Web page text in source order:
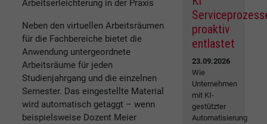
Arbeitserleichterung in der Praxis
Neben den virtuellen Arbeitsräumen
für die Fachbereiche bietet die
Anwendung untergeordnete
Arbeitsräume für jeden
Studienjahrgang und die einzelnen
Semester. Das eingestellte Material
wird automatisch getaggt – wenn
beispielsweise Dozent Meier
proaktiv
entlastet
23.09.2026
Wie
Unternehmen
mit KI-
gestützter
Automatisierung